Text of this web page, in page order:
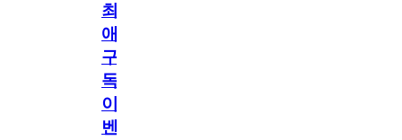
최
애
구
독
이
벤